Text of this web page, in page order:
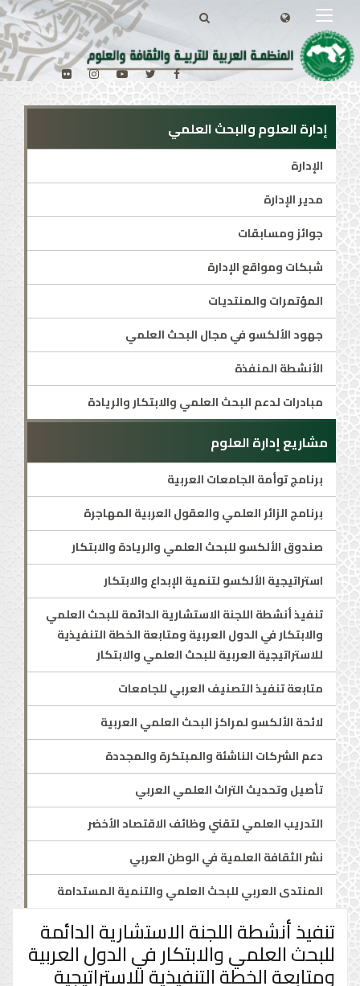
إدارة العلوم والبحث العلمي
الإدارة
مدير الإدارة
جوائز ومسابقات
شبكات ومواقع الإدارة
المؤتمرات والمنتديات
جهود الألكسو في مجال البحث العلمي
الأنشطة المنفذة
مبادرات لدعم البحث العلمي والابتكار والريادة
مشاريع إدارة العلوم
برنامج توأمة الجامعات العربية
برنامج الزائر العلمي والعقول العربية المهاجرة
صندوق الألكسو للبحث العلمي والريادة والابتكار
استراتيجية الألكسو لتنمية الإبداع والابتكار
تنفيذ أنشطة اللجنة الاستشارية الدائمة للبحث العلمي
والابتكار في الدول العربية ومتابعة الخطة التنفيذية
للاستراتيجية العربية للبحث العلمي والابتكار
متابعة تنفيذ التصنيف العربي للجامعات
لائحة الألكسو لمراكز البحث العلمي العربية
دعم الشركات الناشئة والمبتكرة والمجددة
تأصيل وتحديث التراث العلمي العربي
التدريب العلمي لتقني وظائف الاقتصاد الأخضر
نشر الثقافة العلمية في الوطن العربي
المنتدى العربي للبحث العلمي والتنمية المستدامة
تنفيذ أنشطة اللجنة الاستشارية الدائمة
للبحث العلمي والابتكار في الدول العربية
ومتابعة الخطة التنفيذية للاستراتيجية